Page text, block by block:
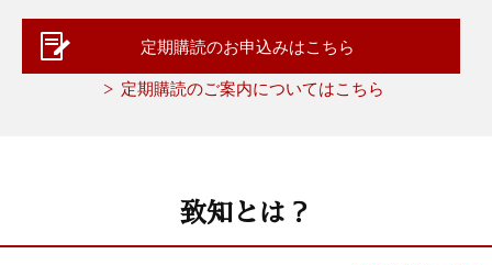
定期購読のお申込みはこちら
定期購読のご案内についてはこちら
致知とは？